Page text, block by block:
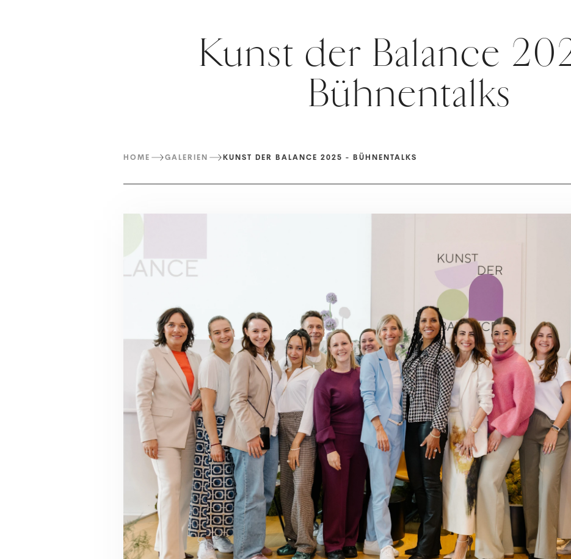
Kunst der Balance
Bühnentalks
HOME GALERIEN KUNST DER BALANCE 2025 - BÜHNENTALKS